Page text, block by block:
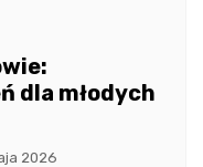
dla młodych
2026